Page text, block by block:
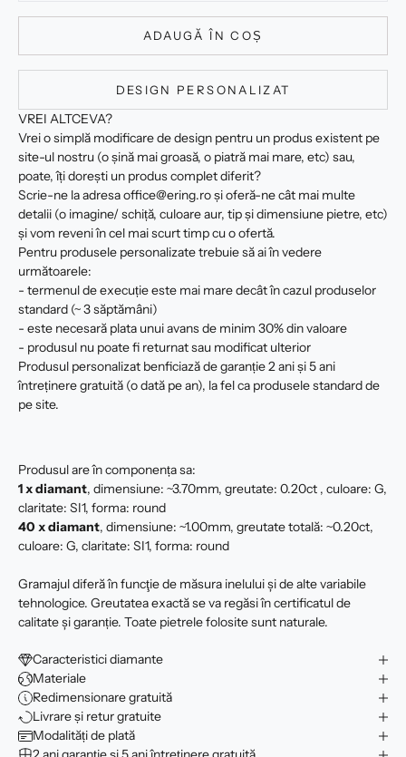
ADAUGĂ ÎN COȘ
DESIGN PERSONALIZAT
VREI ALTCEVA?
Vrei o simplă modificare de design pentru un produs existent pe
site-ul nostru (o șină mai groasă, o piatră mai mare, etc) sau,
poate, îți dorești un produs complet diferit?
Scrie-ne la adresa office@ering.ro și oferă-ne cât mai multe
detalii (o imagine/ schiță, culoare aur, tip și dimensiune pietre, etc)
și vom reveni în cel mai scurt timp cu o ofertă.
Pentru produsele personalizate trebuie să ai în vedere
următoarele:
- termenul de execuție este mai mare decât în cazul produselor
standard (~ 3 săptămâni)
- este necesară plata unui avans de minim 30% din valoare
- produsul nu poate fi returnat sau modificat ulterior
Produsul personalizat benficiază de garanție 2 ani și 5 ani
întreținere gratuită (o dată pe an), la fel ca produsele standard de
pe site.
Produsul are în componența sa:
1 x diamant, dimensiune: ~3.70mm, greutate: 0.20ct , culoare: G,
claritate: SI1, forma: round
40 xdiamant, dimensiune: ~1.00mm, greutate totală: ~0.20ct,
culoare: G, claritate: SI1, forma: round
Gramajul diferă în funcţie de măsura inelului şi de alte variabile
tehnologice. Greutatea exactă se va regăsi în certificatul de
calitate şi garanție. Toate pietrele folosite sunt naturale.
Caracteristici diamante
Materiale
Redimensionare gratuită
Livrare și retur gratuite
Modalități de plată